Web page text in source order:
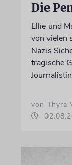
Die
Ellie und
von vielen
Nazis
tragische
von Thyra